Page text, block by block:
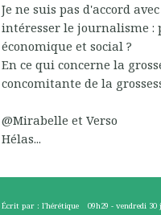
Je ne suis pas d'accord
intéresser le journalisme
économique et social ?
En ce qui concerne la
concomitante de la
@Mirabelle et Verso
Hélas...
Écrit par : l'hérétique 09h29 -vendredi 30